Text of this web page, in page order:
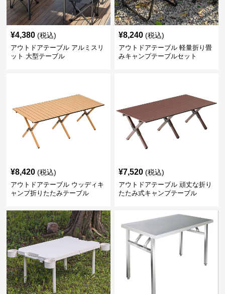
¥4,380 (税込)
アウトドアテーブル アルミスリ
ット 大型テーブル
¥8,240 (税込)
アウトドアテーブル 軽量折り畳
みキャンプテーブルセット
¥8,420 (税込)
アウトドアテーブル ウッディキ
ャンプ折りたたみテーブル
¥7,520 (税込)
アウトドアテーブル 頑丈な折り
たたみ式キャンプテーブル